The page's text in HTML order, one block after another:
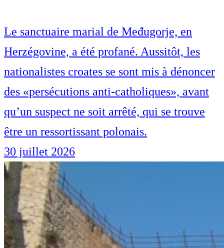
Le sanctuaire marial de Međugorje, en
Herzégovine, a été profané. Aussitôt, les
nationalistes croates se sont mis à dénoncer
des «persécutions anti-catholiques», avant
qu’un suspect ne soit arrêté, qui se trouve
être un ressortissant polonais.
30 juillet 2026